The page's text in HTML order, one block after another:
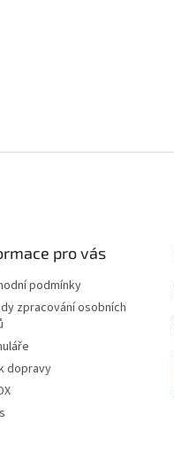
pro vás
podmínky
zpracování osobních
dopravy